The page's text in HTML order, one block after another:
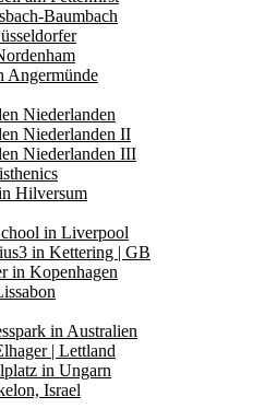
Baumbach
Angermünde
Niederlanden
Niederlanden II
Niederlanden III
Hilversum
in Liverpool
in Kettering | GB
in Kopenhagen
in Australien
| Lettland
in Ungarn
Israel